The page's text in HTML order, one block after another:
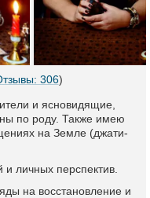
306)
и ясновидящие,
по роду. Также имею
на Земле (джати-
личных перспектив.
на восстановление и